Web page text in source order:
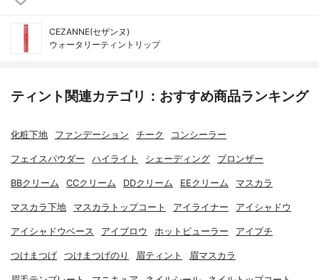
CEZANNE(セザンヌ)
ウォータリーティントリップ
ティント関連カテゴリ：おすすめ商品ランキング
化粧下地 ファンデーション チーク コンシーラー
フェイスパウダー ハイライト シェーディング ブロンザー
BBクリーム CCクリーム DDクリーム EEクリーム マスカラ
マスカラ下地 マスカラトップコート アイライナー アイシャドウ
アイシャドウベース アイブロウ ホットビューラー アイプチ
つけまつげ つけまつげのり 眉ティント 眉マスカラ